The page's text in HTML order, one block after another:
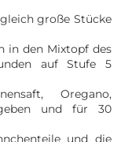
große Stücke
in den Mixtopf des
auf Stufe 5
Oregano,
und für 30
und die